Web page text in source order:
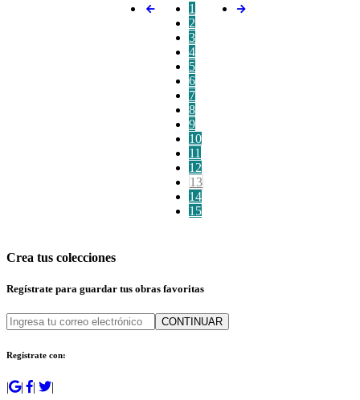
1
2
3
4
5
6
7
8
9
10
11
12
13
14
15
Crea tus colecciones
Regístrate para guardar tus obras favoritas
CONTINUAR
Regístrate con:
| | | |